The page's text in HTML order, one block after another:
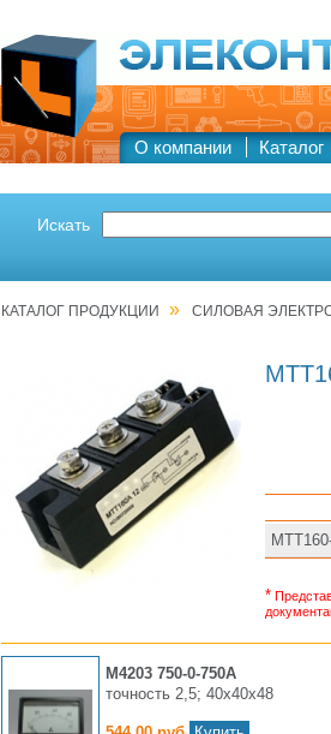
О компании Каталог
Искать
КАТАЛОГ ПРОДУКЦИИ » СИЛОВАЯ
*
М4203 750-0-750А
точность 2,5; 40х40х48